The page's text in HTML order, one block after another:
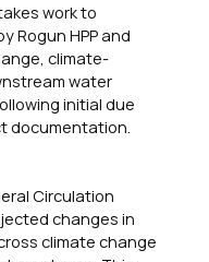
work to
Rogun HPP and
climate-
water
initial due
documentation.
Circulation
changes in
climate change